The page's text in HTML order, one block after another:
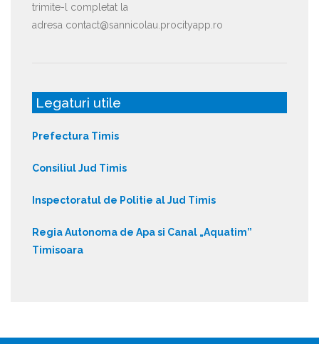
trimite-l completat la
adresa contact@sannicolau.procityapp.ro
Legaturi utile
Prefectura Timis
Consiliul Jud Timis
Inspectoratul de Politie al Jud Timis
Regia Autonoma de Apa si Canal „Aquatim”
Timisoara